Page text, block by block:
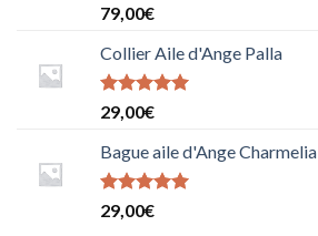
Note
5.0000000000000000
sur 5
79,00€
Collier Aile d'Ange Palla
Note5sur
29,00€
Bague aile d'Ange Charmelia
Note
5.0000000000000000
29,00€